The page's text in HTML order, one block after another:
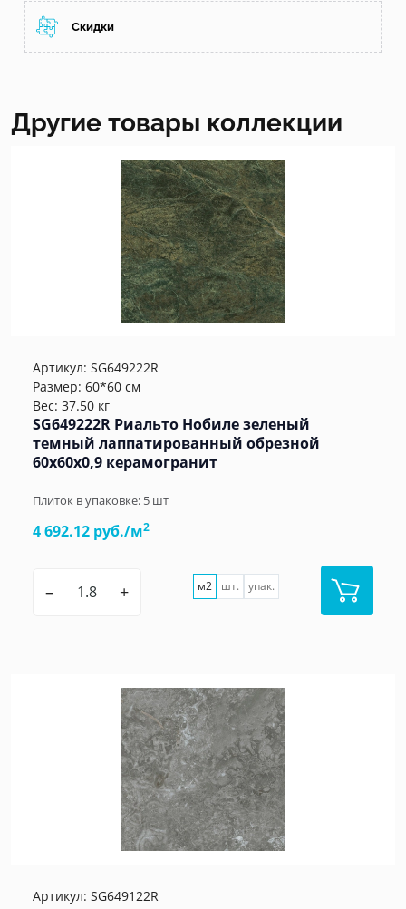
Скидки
Другие товары коллекции
Артикул: SG649222R
Размер: 60*60 см
Вес: 37.50 кг
SG649222R Риальто Нобиле зеленый
темный лаппатированный обрезной
60x60x0,9 керамогранит
Плиток в упаковке: 5 шт
4 692.12 руб./м2
– + м2 шт. упак.
Артикул: SG649122R